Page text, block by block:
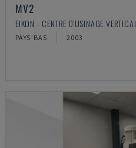
MV2
EIKON - CENTRE D'USINAGE VERTICAL
PAYS-BAS 2003